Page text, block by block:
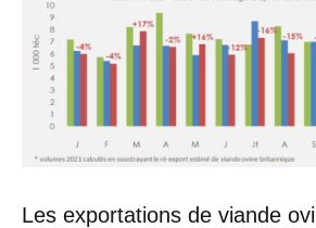
Les exportations de viande